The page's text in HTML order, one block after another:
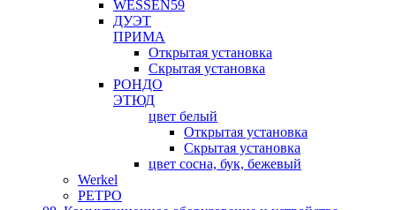
WESSEN59
ДУЭТ
ПРИМА
Открытая установка
Скрытая установка
РОНДО
ЭТЮД
цвет белый
Открытая установка
Скрытая установка
цвет сосна, бук, бежевый
Werkel
РЕТРО